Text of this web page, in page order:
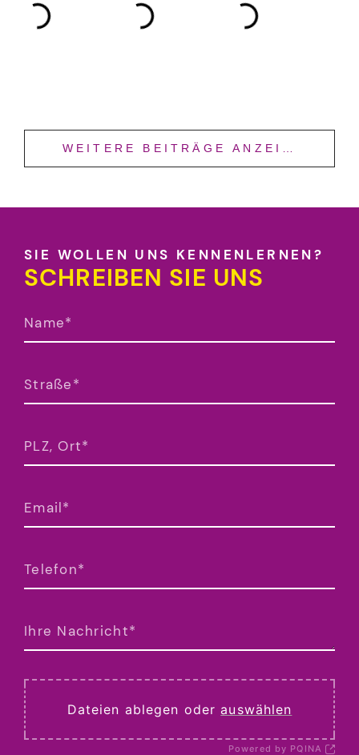
SIE WOLLEN UNS KENNENLERNEN?
SCHREIBEN SIE UNS
Powered by PQINA
Dateien ablegen oderauswählen